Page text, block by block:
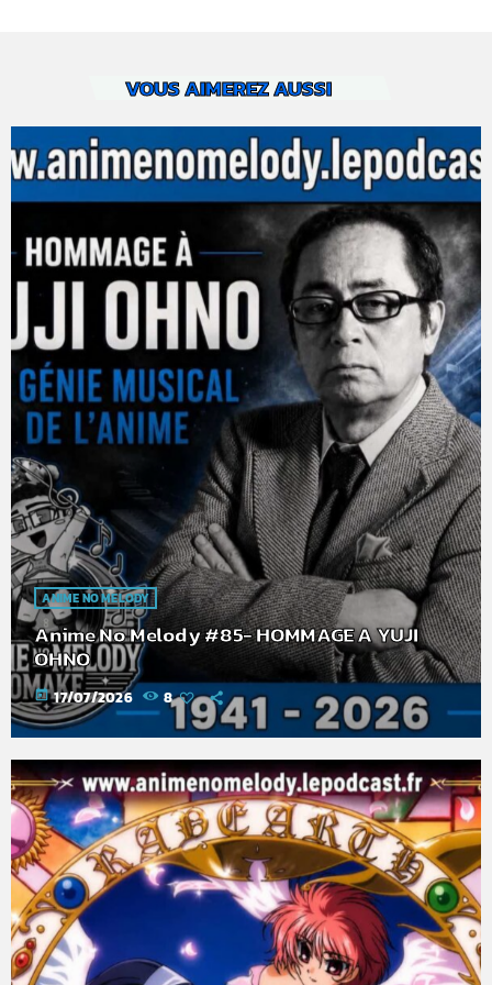
VOUS AIMEREZ AUSSI
ANIME NO MELODY
Anime No Melody #85- HOMMAGE A YUJI
OHNO
today 17/07/2026 8